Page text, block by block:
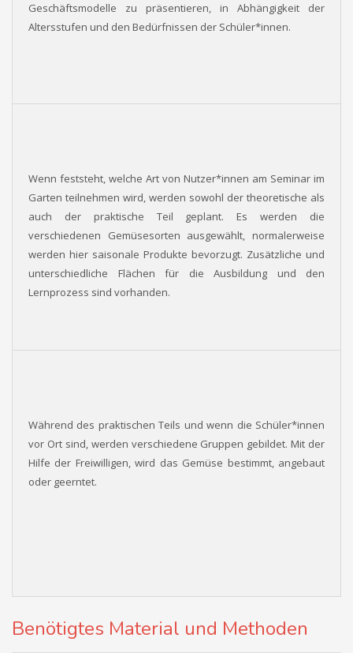
Geschäftsmodelle zu präsentieren, in Abhängigkeit der
Altersstufen und den Bedürfnissen der Schüler*innen.
Wenn feststeht, welche Art von Nutzer*innen am Seminar im
Garten teilnehmen wird, werden sowohl der theoretische als
auch der praktische Teil geplant. Es werden die
verschiedenen Gemüsesorten ausgewählt, normalerweise
werden hier saisonale Produkte bevorzugt. Zusätzliche und
unterschiedliche Flächen für die Ausbildung und den
Lernprozess sind vorhanden.
Während des praktischen Teils und wenn die Schüler*innen
vor Ort sind, werden verschiedene Gruppen gebildet. Mit der
Hilfe der Freiwilligen, wird das Gemüse bestimmt, angebaut
oder geerntet.
Benötigtes Material und Methoden